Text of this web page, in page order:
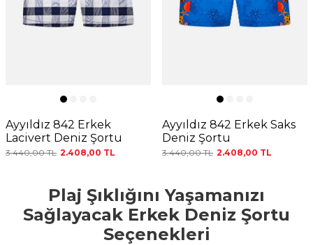
Ayyıldız 842 Erkek
Lacivert Deniz Şortu
3.440,00TL 2.408,00 TL
Ayyıldız 842 Erkek Saks
Deniz Şortu
3.440,00TL 2.408,00 TL
Plaj Şıklığını Yaşamanızı
Sağlayacak Erkek Deniz Şortu
Seçenekleri